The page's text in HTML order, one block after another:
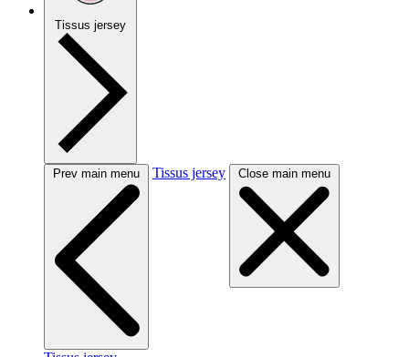
Tissus jersey
Prev main menu Tissus jersey Close main menu